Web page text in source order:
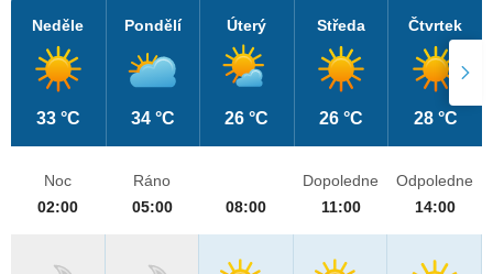
Neděle
33 °C
Pondělí
34 °C
Úterý
26 °C
Středa
26 °C
Čtvrtek
28 °C
Noc
02:00
Ráno
05:00
08:00
Dopoledne
11:00
Odpoledne
14:00